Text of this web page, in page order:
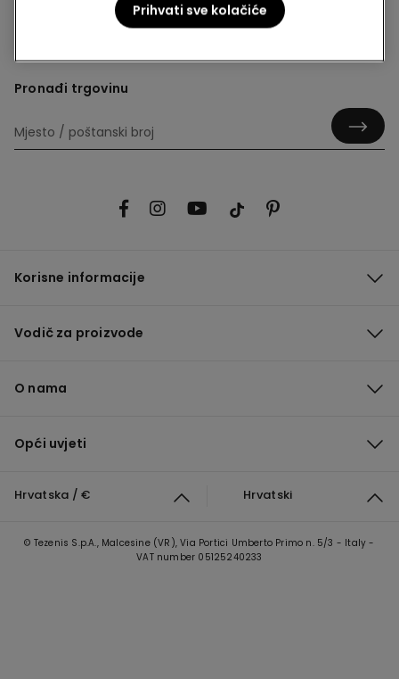
Pronađi trgovinu
Korisne informacije
Vodič za proizvode
O nama
Opći uvjeti
Hrvatska / € Hrvatski
© Tezenis S.p.A., Malcesine (VR), Via Portici Umberto Primo n. 5/3 - Italy -
VAT number 05125240233
Prihvati sve kolačiće